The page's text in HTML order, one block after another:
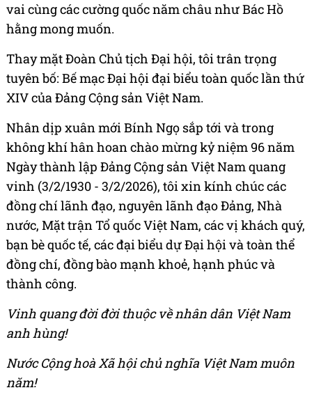
vai cùng các cường quốc năm châu như Bác Hồ
hằng mong muốn.
Thay mặt Đoàn Chủ tịch Đại hội, tôi trân trọng
tuyên bố: Bế mạc Đại hội đại biểu toàn quốc lần thứ
XIV của Đảng Cộng sản Việt Nam.
Nhân dịp xuân mới Bính Ngọ sắp tới và trong
không khí hân hoan chào mừng kỷ niệm 96 năm
Ngày thành lập Đảng Cộng sản Việt Nam quang
vinh (3/2/1930 - 3/2/2026), tôi xin kính chúc các
đồng chí lãnh đạo, nguyên lãnh đạo Đảng, Nhà
nước, Mặt trận Tổ quốc Việt Nam, các vị khách quý,
bạn bè quốc tế, các đại biểu dự Đại hội và toàn thể
đồng chí, đồng bào mạnh khoẻ, hạnh phúc và
thành công.
Vinh quang đời đời thuộc về nhân dân Việt Nam
anh hùng!
Nước Cộng hoà Xã hội chủ nghĩa Việt Nam muôn
năm!